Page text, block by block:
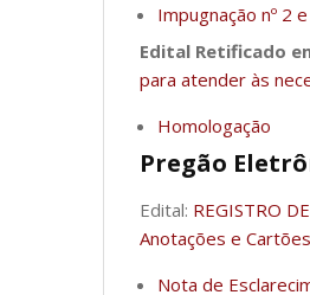
Impugnação nº 2
Edital Retificado
para atender às
Homologação
Pregão
Edital: REGISTRO
Anotações e
Nota de